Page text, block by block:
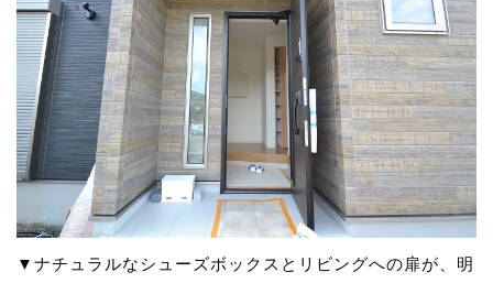
▼ナチュラルなシューズボックスとリビングへの扉が、明